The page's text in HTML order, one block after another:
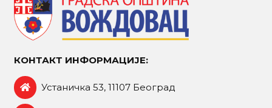
КОНТАКТ ИНФОРМАЦИЈЕ:
Устаничка 53, 11107 Београд